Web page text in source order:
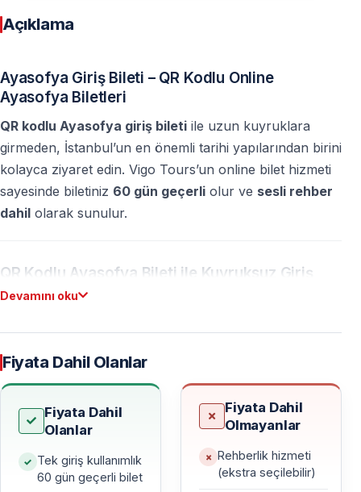
Açıklama
Ayasofya Giriş Bileti – QR Kodlu Online
Ayasofya Biletleri
QR kodlu Ayasofya giriş bileti ile uzun kuyruklara
girmeden, İstanbul’un en önemli tarihi yapılarından birini
kolayca ziyaret edin. Vigo Tours’un online bilet hizmeti
sayesinde biletiniz 60 gün geçerli olur ve sesli rehber
dahil olarak sunulur.
QR Kodlu Ayasofya Bileti ile Kuyruksuz Giriş
Ayasofya, her yıl milyonlarca yerli ve yabancı
ziyaret süresini ciddi şekilde kısaltabilmektedir.
Vigo Tours’un sunduğu online Ayasofya giriş bileti
girişte zaman kaybetmeden QR kod ile hızlı ve pratik bir
şekilde içeriye girmenizi sağlar.
Devamını oku
Fiyata Dahil Olanlar
Fiyata Dahil
Olanlar
Tek giriş kullanımlık
60 gün geçerli bilet
Fiyata Dahil
Olmayanlar
Rehberlik hizmeti
(ekstra seçilebilir)